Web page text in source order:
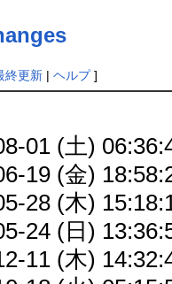
終更新| ヘルプ]
01 (土)
19 (金)
28 (木)
24 (日)
11 (木)